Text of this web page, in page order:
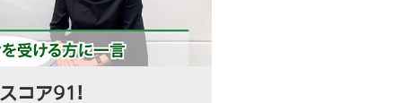
コア91!